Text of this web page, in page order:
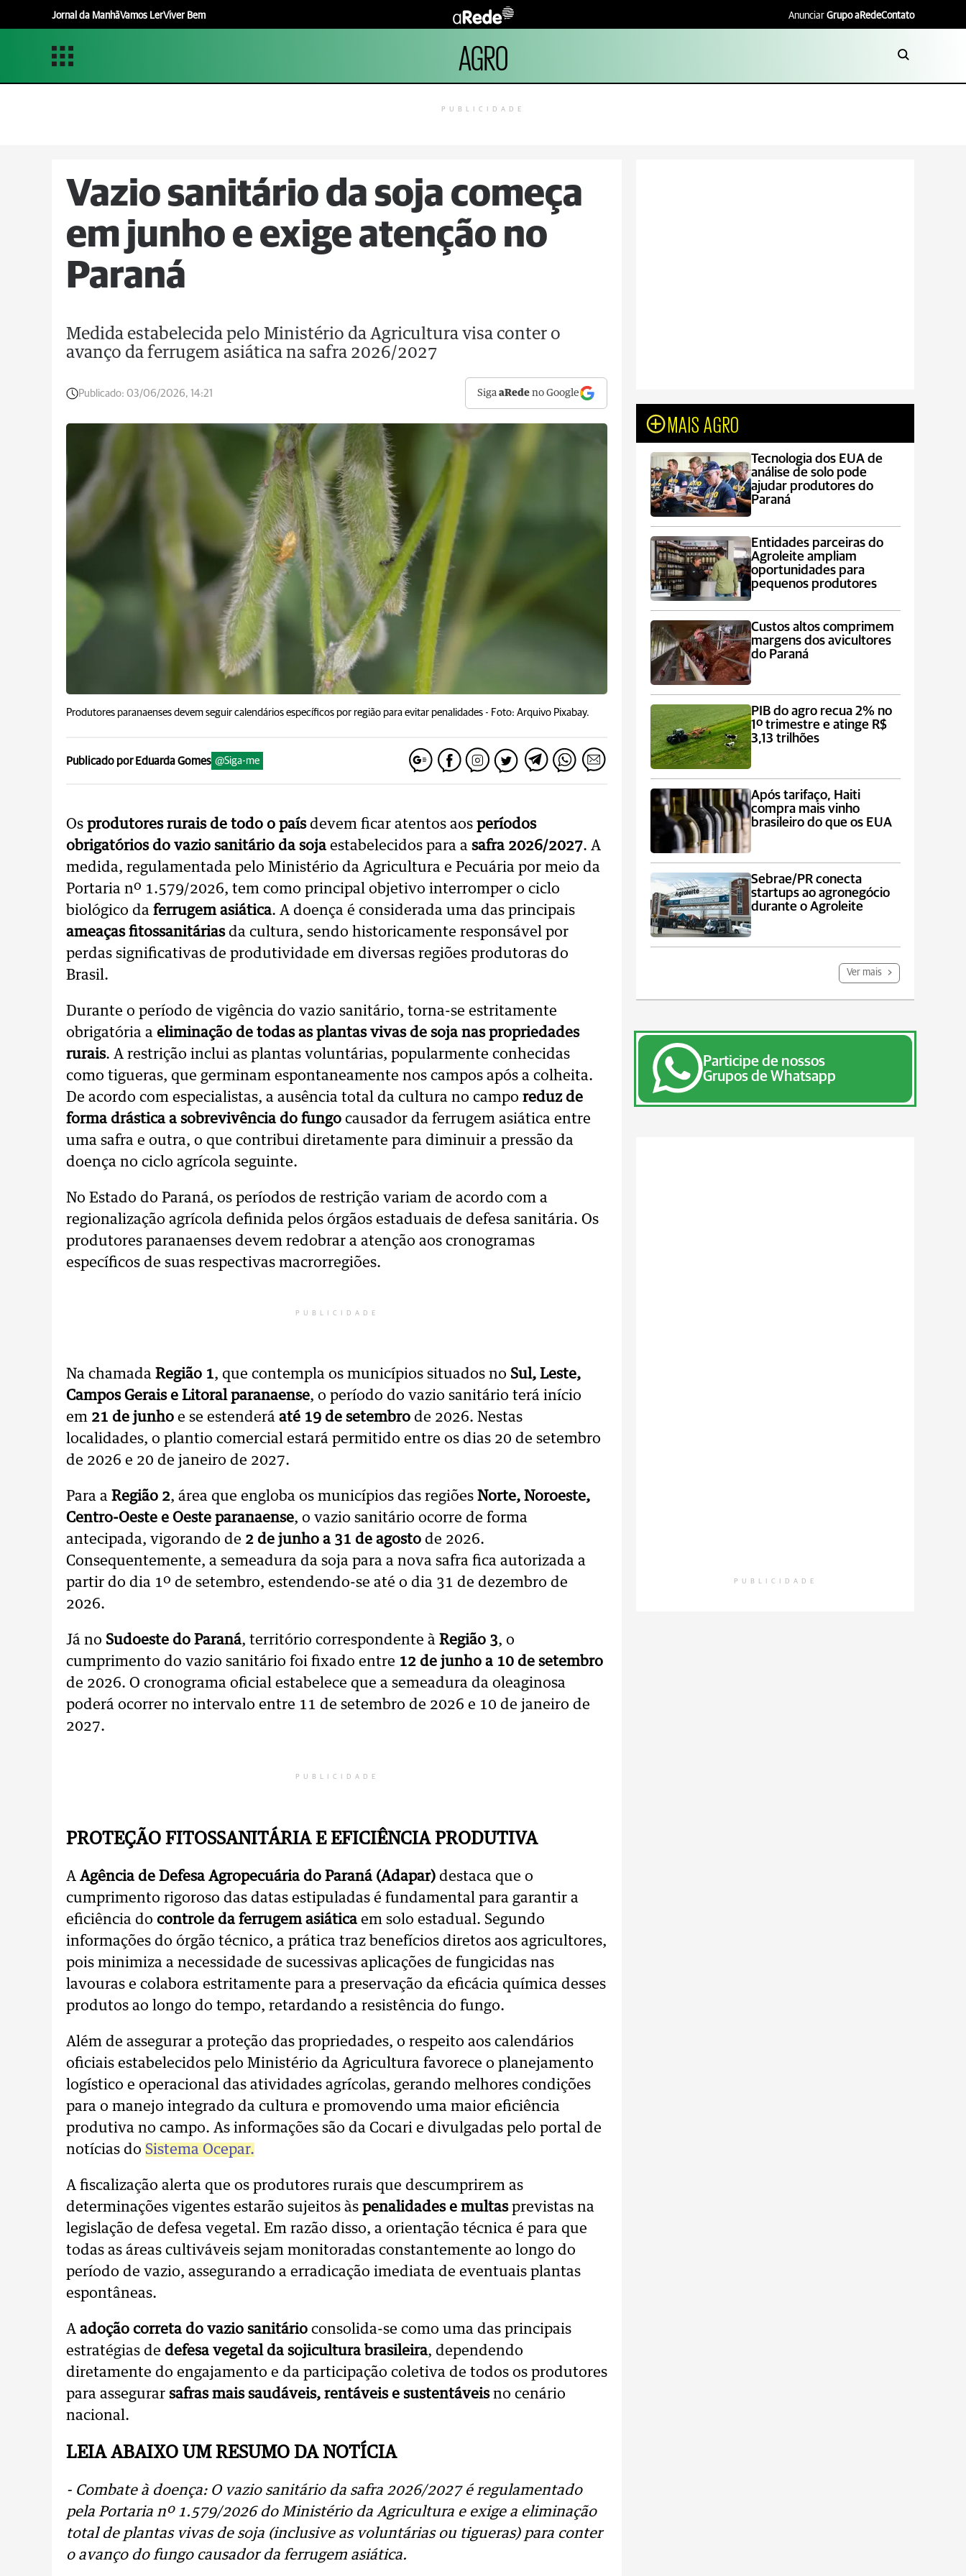
Jornal da ManhãVamos LerViver Bem Anunciar Grupo aRedeContato
AGRO
PUBLICIDADE
Vazio sanitário da soja começa
em junho e exige atenção no
Paraná
Medida estabelecida pelo Ministério da Agricultura visa conter o
avanço da ferrugem asiática na safra 2026/2027
Publicado: 03/06/2026, 14:21 SigaaRede no Google
Produtores paranaenses devem seguir calendários específicos por região para evitar penalidades - Foto: Arquivo Pixabay.
Publicado por Eduarda Gomes @Siga-me
Os produtores rurais de todo o paísdevem ficar atentos aos períodos
obrigatórios do vazio sanitário da sojaestabelecidos para a safra 2026/2027. A
medida, regulamentada pelo Ministério da Agricultura e Pecuária por meio da
Portaria nº 1.579/2026, tem como principal objetivo interromper o ciclo
biológico da ferrugem asiática. A doença é considerada uma das principais
ameaças fitossanitáriasda cultura, sendo historicamente responsável por
perdas significativas de produtividade em diversas regiões produtoras do
Brasil.
Durante o período de vigência do vazio sanitário, torna-se estritamente
obrigatória a eliminação de todas as plantas vivas de soja nas propriedades
rurais. A restrição inclui as plantas voluntárias, popularmente conhecidas
como tigueras, que germinam espontaneamente nos campos após a colheita.
De acordo com especialistas, a ausência total da cultura no campo reduz de
forma drástica a sobrevivência do fungo causador da ferrugem asiática entre
uma safra e outra, o que contribui diretamente para diminuir a pressão da
doença no ciclo agrícola seguinte.
No Estado do Paraná, os períodos de restrição variam de acordo com a
regionalização agrícola definida pelos órgãos estaduais de defesa sanitária. Os
produtores paranaenses devem redobrar a atenção aos cronogramas
específicos de suas respectivas macrorregiões.
PUBLICIDADE
Na chamada Região 1, que contempla os municípios situados no Sul, Leste,
Campos Gerais e Litoral paranaense, o período do vazio sanitário terá início
em 21 de junho e se estenderá até 19 de setembro de 2026. Nestas
localidades, o plantio comercial estará permitido entre os dias 20 de setembro
de 2026 e 20 de janeiro de 2027.
Para a Região 2, área que engloba os municípios das regiões Norte, Noroeste,
Centro-Oeste e Oeste paranaense, o vazio sanitário ocorre de forma
antecipada, vigorando de 2 de junho a 31 de agosto de 2026.
Consequentemente, a semeadura da soja para a nova safra fica autorizada a
partir do dia 1º de setembro, estendendo-se até o dia 31 de dezembro de
2026.
Já no Sudoeste do Paraná, território correspondente à Região 3, o
cumprimento do vazio sanitário foi fixado entre 12 de junho a 10 de setembro
de 2026. O cronograma oficial estabelece que a semeadura da oleaginosa
poderá ocorrer no intervalo entre 11 de setembro de 2026 e 10 de janeiro de
2027.
PUBLICIDADE
PROTEÇÃO FITOSSANITÁRIA E EFICIÊNCIA PRODUTIVA
A Agência de Defesa Agropecuária do Paraná (Adapar) destaca que o
cumprimento rigoroso das datas estipuladas é fundamental para garantir a
eficiência do controle da ferrugem asiáticaem solo estadual. Segundo
informações do órgão técnico, a prática traz benefícios diretos aos agricultores,
pois minimiza a necessidade de sucessivas aplicações de fungicidas nas
lavouras e colabora estritamente para a preservação da eficácia química desses
produtos ao longo do tempo, retardando a resistência do fungo.
Além de assegurar a proteção das propriedades, o respeito aos calendários
oficiais estabelecidos pelo Ministério da Agricultura favorece o planejamento
logístico e operacional das atividades agrícolas, gerando melhores condições
para o manejo integrado da cultura e promovendo uma maior eficiência
produtiva no campo. As informações são da Cocari e divulgadas pelo portal de
notícias do Sistema Ocepar.
A fiscalização alerta que os produtores rurais que descumprirem as
determinações vigentes estarão sujeitos às penalidades e multas previstas na
legislação de defesa vegetal. Em razão disso, a orientação técnica é para que
todas as áreas cultiváveis sejam monitoradas constantemente ao longo do
período de vazio, assegurando a erradicação imediata de eventuais plantas
espontâneas.
A adoção correta do vazio sanitário consolida-se como uma das principais
estratégias de defesa vegetal da sojicultura brasileira, dependendo
diretamente do engajamento e da participação coletiva de todos os produtores
para assegurar safras mais saudáveis, rentáveis e sustentáveisno cenário
nacional.
LEIA ABAIXO UM RESUMO DA NOTÍCIA
- Combate à doença: O vazio sanitário da safra 2026/2027 é regulamentado
pela Portaria nº 1.579/2026 do Ministério da Agricultura e exige a eliminação
total de plantas vivas de soja (inclusive as voluntárias ou tigueras) para conter
o avanço do fungo causador da ferrugem asiática.
MAIS AGRO
Tecnologia dos EUA de
análise de solo pode
ajudar produtores do
Paraná
Entidades parceiras do
Agroleite ampliam
oportunidades para
pequenos produtores
Custos altos comprimem
margens dos avicultores
do Paraná
PIB do agro recua 2% no
1º trimestre e atinge R$
3,13 trilhões
Após tarifaço, Haiti
compra mais vinho
brasileiro do que os EUA
Sebrae/PR conecta
startups ao agronegócio
durante o Agroleite
Ver mais
Participe de nossos
Grupos de Whatsapp
PUBLICIDADE